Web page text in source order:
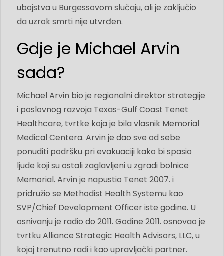
ubojstva u Burgessovom slučaju, ali je zaključio
da uzrok smrti nije utvrđen.
Gdje je Michael Arvin
sada?
Michael Arvin bio je regionalni direktor strategije
i poslovnog razvoja Texas-Gulf Coast Tenet
Healthcare, tvrtke koja je bila vlasnik Memorial
Medical Centera. Arvin je dao sve od sebe
ponuditi podršku pri evakuaciji kako bi spasio
ljude koji su ostali zaglavljeni u zgradi bolnice
Memorial. Arvin je napustio Tenet 2007. i
pridružio se Methodist Health Systemu kao
SVP/Chief Development Officer iste godine. U
osnivanju je radio do 2011. Godine 2011. osnovao je
tvrtku Alliance Strategic Health Advisors, LLC, u
kojoj trenutno radi i kao upravljački partner.